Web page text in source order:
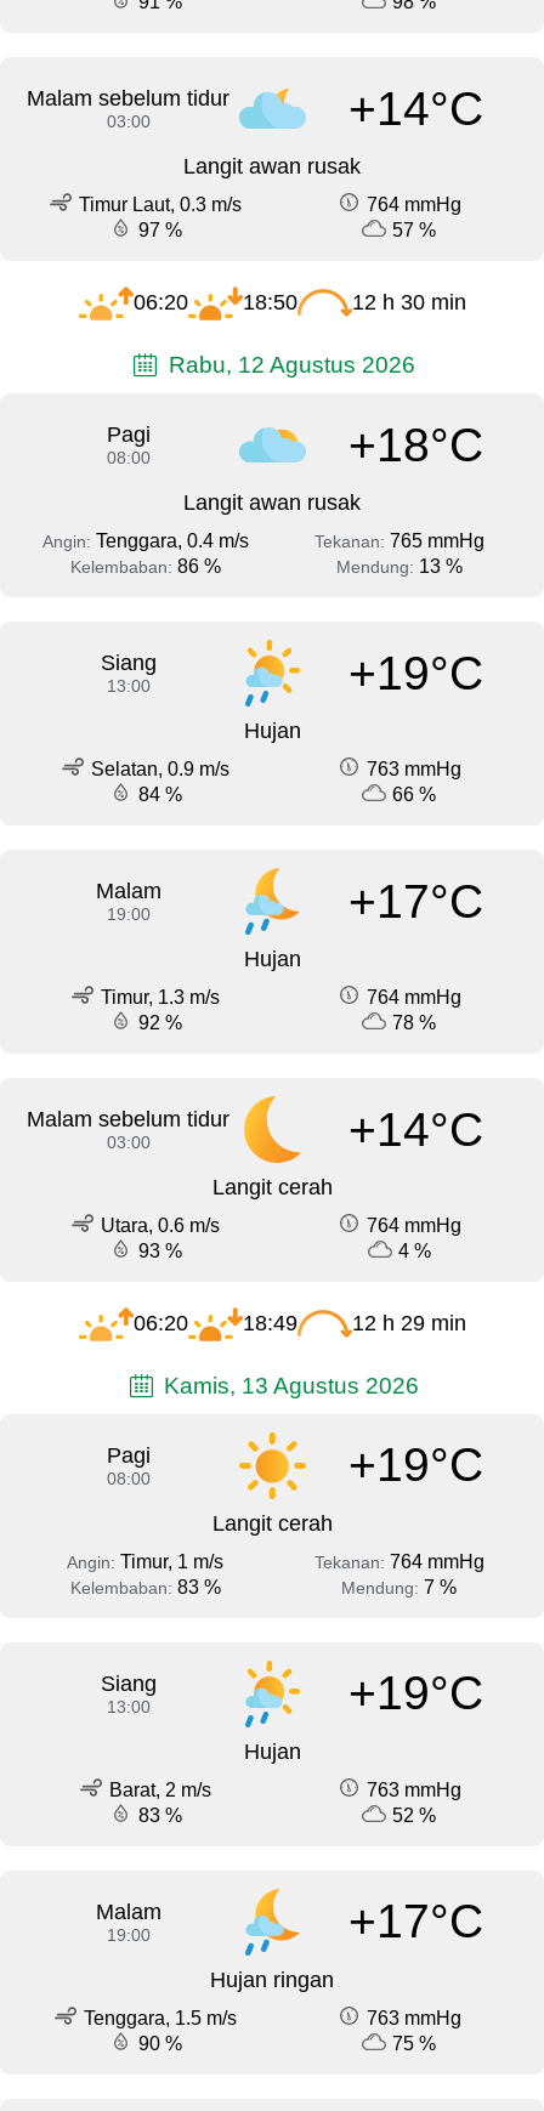
Malam sebelum tidur
03:00 +14°C
Langit awan rusak
Timur Laut, 0.3 m/s
764 mmHg
97 %
57 %
06:20 18:50 12 h 30 min
Rabu, 12 Agustus 2026
Pagi
08:00 +18°C
Langit awan rusak
Angin: Tenggara, 0.4 m/s Tekanan: 765 mmHg
Kelembaban: 86 % Mendung: 13 %
Siang
13:00 +19°C
Hujan
Selatan, 0.9 m/s
763 mmHg
84 %
66 %
Malam
19:00 +17°C
Hujan
Timur, 1.3 m/s
764 mmHg
92 %
78 %
Malam sebelum tidur
03:00 +14°C
Langit cerah
Utara, 0.6 m/s
764 mmHg
93 %
4 %
06:20 18:49 12 h 29 min
Kamis, 13 Agustus 2026
Pagi
08:00 +19°C
Langit cerah
Angin: Timur, 1 m/s Tekanan: 764 mmHg
Kelembaban: 83 % Mendung: 7 %
Siang
13:00 +19°C
Hujan
Barat, 2 m/s
763 mmHg
83 %
52 %
Malam
19:00 +17°C
Hujan ringan
Tenggara, 1.5 m/s
763 mmHg
90 %
75 %